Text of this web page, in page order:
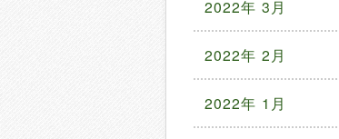
2022年 3月
2022年 2月
2022年 1月